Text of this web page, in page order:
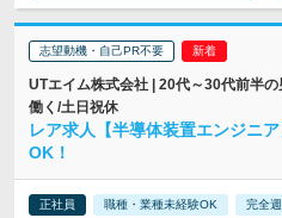
志望動機・自己PR不要
UTエイム株式会社 | 20代～30代前半
働く/土日祝休
レア求人【半導体装置エンジニ
OK！
正社員 職種・業種未経験OK 完全